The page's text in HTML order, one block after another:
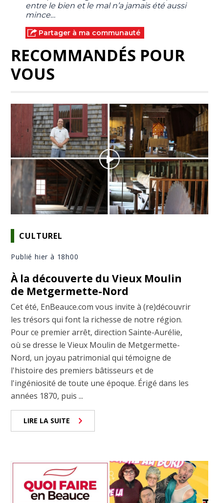
entre le bien et le mal n’a jamais été aussi
mince…
Partager à ma communauté
RECOMMANDÉS POUR
VOUS
CULTUREL
Publié hier à 18h00
À la découverte du Vieux Moulin
de Metgermette-Nord
Cet été, EnBeauce.com vous invite à (re)découvrir
les trésors qui font la richesse de notre région.
Pour ce premier arrêt, direction Sainte-Aurélie,
où se dresse le Vieux Moulin de Metgermette-
Nord, un joyau patrimonial qui témoigne de
l'histoire des premiers bâtisseurs et de
l'ingéniosité de toute une époque. Érigé dans les
années 1870, puis ...
LIRE LA SUITE